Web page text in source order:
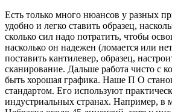
Есть только много нюансов у разных
удобно и легко ставить образец,
сколько сил надо потратить, чтобы
насколько он надежен (ломается или
поставить кантилевер, образец,
сканирование. Дальше работа чисто с
быть хорошая графика. Наше П О
стандартом. Eго используют
индустриальных странах. Например, в